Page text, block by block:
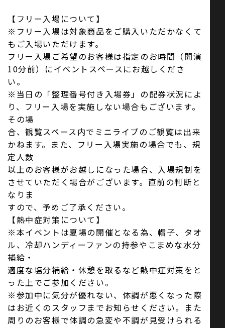
【フリー入場について】
※フリー入場は対象商品をご購入いただかなくて
もご入場いただけます。
フリー入場ご希望のお客様は指定のお時間（開演
10分前）にイベントスペースにお越しくださ
い。
※当日の「整理番号付き入場券」の配券状況によ
り、フリー入場を実施しない場合もございます。
その場
合、観覧スペース内でミニライブのご観覧は出来
かねます。また、フリー入場実施の場合でも、規
定人数
以上のお客様がお越しになった場合、入場規制を
させていただく場合がございます。直前の判断と
なりま
すので、予めご了承ください。
【熱中症対策について】
※本イベントは夏場の開催となる為、帽子、タオ
ル、冷却ハンディーファンの持参やこまめな水分
補給・
適度な塩分補給・休憩を取るなど熱中症対策をと
った上でご参加ください。
※参加中に気分が優れない、体調が悪くなった際
はお近くのスタッフまでお知らせください。また
周りのお客様で体調の急変や不調が見受けられる